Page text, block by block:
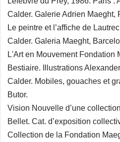
Calder. Galerie Adrien Maeght,
Le peintre et l’affiche de
Calder. Galeria Maeght,
L'Art en Mouvement Fondation
Bestiaire. Illustrations
Calder. Mobiles, gouaches et
Butor.
Vision Nouvelle d’une
Bellet. Cat. d’exposition
Collection de la Fondation